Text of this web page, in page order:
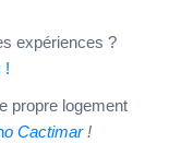
expériences ?
!
propre logement
o Cactimar!